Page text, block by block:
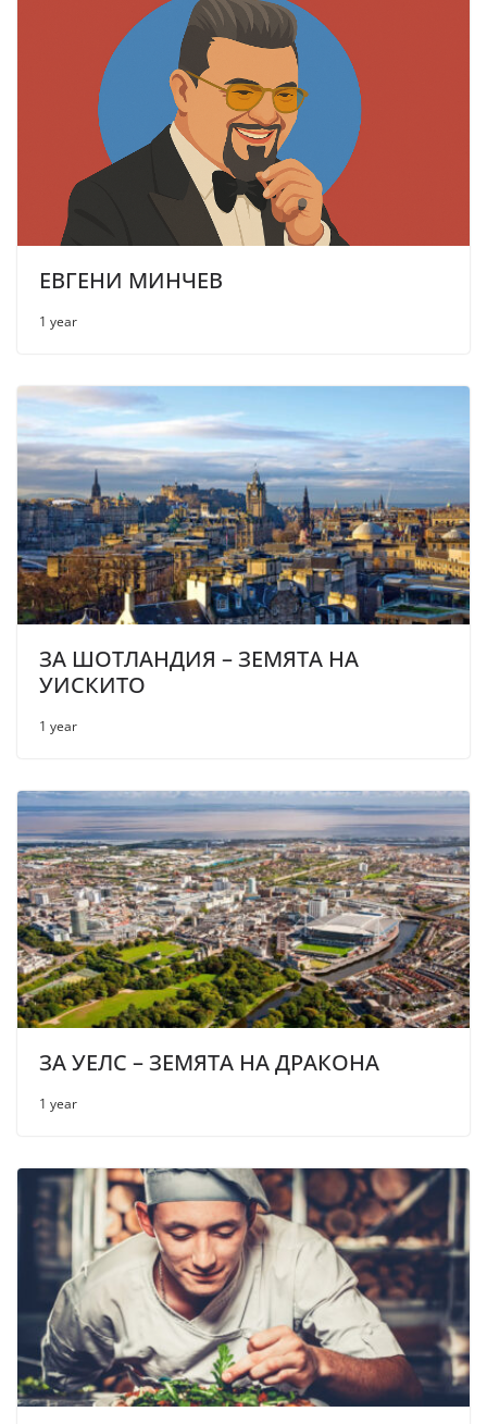
ЕВГЕНИ МИНЧЕВ
1 year
ЗА ШОТЛАНДИЯ – ЗЕМЯТА НА
УИСКИТО
1 year
ЗА УЕЛС – ЗЕМЯТА НА ДРАКОНА
1 year